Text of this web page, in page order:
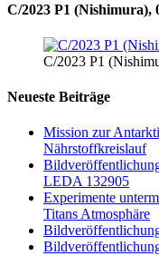
C/2023 P1 (Nishimura),
C/2023 P1
Neueste Beiträge
Mission zur
Nährstoffkreislauf
LEDA 132905
Experimente
Titans Atmosphäre